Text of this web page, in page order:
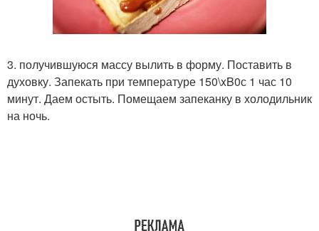
3. получившуюся массу вылить в форму. Поставить в
духовку. Запекать при температуре 150\xB0с 1 час 10
минут. Даем остыть. Помещаем запеканку в холодильник
на ночь.